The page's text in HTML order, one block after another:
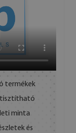
termékek
tisztítható
minta
és